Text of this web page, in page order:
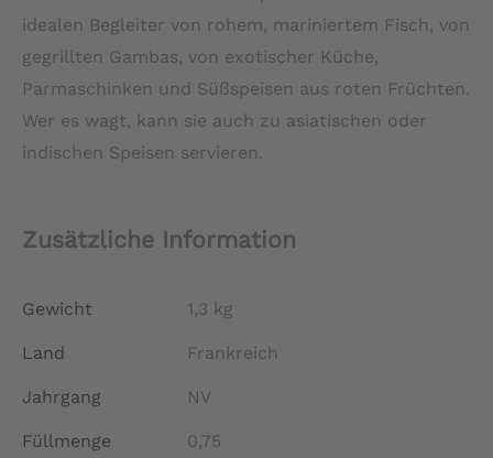
idealen Begleiter von rohem, mariniertem Fisch, von
gegrillten Gambas, von exotischer Küche,
Parmaschinken und Süßspeisen aus roten Früchten.
Wer es wagt, kann sie auch zu asiatischen oder
indischen Speisen servieren.
Zusätzliche Information
Gewicht 1,3 kg
Land Frankreich
Jahrgang NV
Füllmenge 0,75